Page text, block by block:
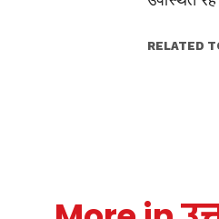
RELATED